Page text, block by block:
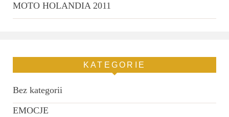
MOTO HOLANDIA 2011
KATEGORIE
Bez kategorii
EMOCJE